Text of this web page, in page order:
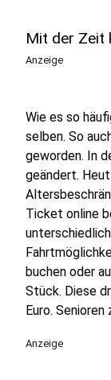
Mit der Zeit
Anzeige
Wie es so
selben. So
geworden. In
geändert.
Ticket online
buchen oder
Stück. Diese
Euro. Senioren
Anzeige